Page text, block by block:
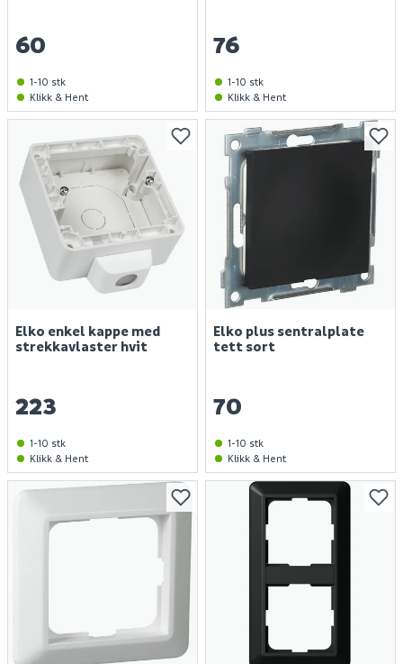
60
1-10 stk
Klikk & Hent
76
1-10 stk
Klikk & Hent
Elko enkel kappe med
strekkavlaster hvit
223
1-10 stk
Klikk & Hent
Elko plus sentralplate
tett sort
70
1-10 stk
Klikk & Hent